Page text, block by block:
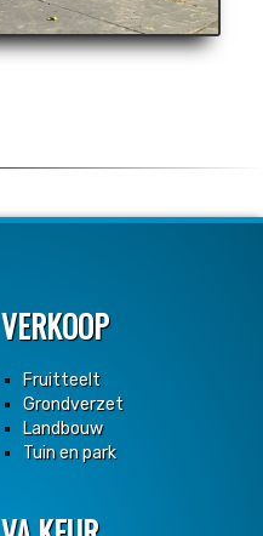
VERKOOP
Fruitteelt
Grondverzet
Landbouw
Tuin en park